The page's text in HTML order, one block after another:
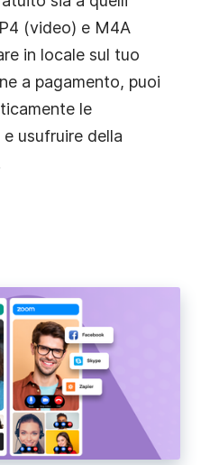
(video) e M4A
in locale sul tuo
a pagamento, puoi
le
usufruire della